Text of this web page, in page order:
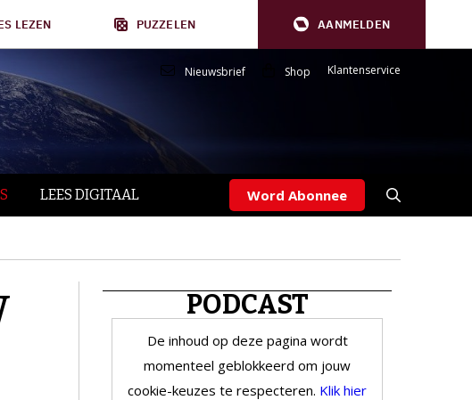
LEZEN PUZZELEN AANMELDEN
Nieuwsbrief Shop Klantenservice
LEES DIGITAAL Word Abonnee
PODCAST
De inhoud op deze pagina wordt
momenteel geblokkeerd om jouw
cookie-keuzes te respecteren. Klik hier